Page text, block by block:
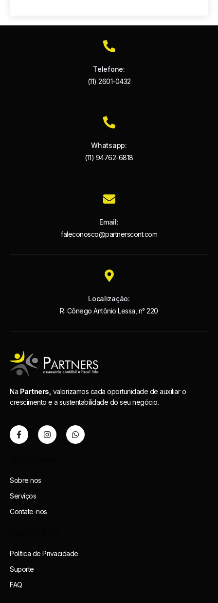
Telefone:
(11) 2601-0432
Whatsapp:
(11) 94762-6818
Email:
faleconosco@partnerscont.com
Localização:
R. Cônego Antônio Lessa, n° 220
Na Partners, valorizamos cada oportunidade de auxiliar o
crescimento e a sustentabilidade do seu negócio.
Sobre nos
Serviços
Contate-nos
Política de Privacidade
Suporte
FAQ